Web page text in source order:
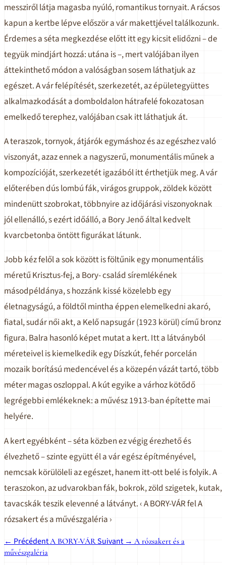
messziről látja magasba nyúló, romantikus tornyait. A rácsos
kapun a kertbe lépve először a vár makettjével találkozunk.
Érdemes a séta megkezdése előtt itt egy kicsit elidőzni – de
tegyük mindjárt hozzá: utána is –, mert valójában ilyen
áttekinthető módon a valóságban sosem láthatjuk az
egészet. A vár felépítését, szerkezetét, az épületegyüttes
alkalmazkodását a domboldalon hátrafelé fokozatosan
emelkedő terephez, valójában csak itt láthatjuk át.
A teraszok, tornyok, átjárók egymáshoz és az egészhez való
viszonyát, azaz ennek a nagyszerű, monumentális műnek a
kompozícióját, szerkezetét igazából itt érthetjük meg. A vár
előterében dús lombú fák, virágos gruppok, zöldek között
mindenütt szobrokat, többnyire az időjárási viszonyoknak
jól ellenálló, s ezért időálló, a Bory Jenő által kedvelt
kvarcbetonba öntött figurákat látunk.
Jobb kéz felől a sok között is föltűnik egy monumentális
méretű Krisztus-fej, a Bory- család síremlékének
másodpéldánya, s hozzánk kissé közelebb egy
életnagyságú, a földtől mintha éppen elemelkedni akaró,
fiatal, sudár női akt, a Kelő napsugár (1923 körül) című bronz
figura. Balra hasonló képet mutat a kert. Itt a látványból
méreteivel is kiemelkedik egy Díszkút, fehér porcelán
mozaik borítású medencével és a közepén vázát tartó, több
méter magas oszloppal. A kút egyike a várhoz kötődő
legrégebbi emlékeknek: a művész 1913-ban építette mai
helyére.
A kert egyébként – séta közben ez végig érezhető és
élvezhető – szinte együtt él a vár egész építményével,
nemcsak körülöleli az egészet, hanem itt-ott belé is folyik. A
teraszokon, az udvarokban fák, bokrok, zöld szigetek, kutak,
tavacskák teszik elevenné a látványt. ‹ A BORY-VÁR fel A
rózsakert és a művészgaléria ›
← PrécédentA BORY-VÁRSuivant → A rózsakert és a
művészgaléria